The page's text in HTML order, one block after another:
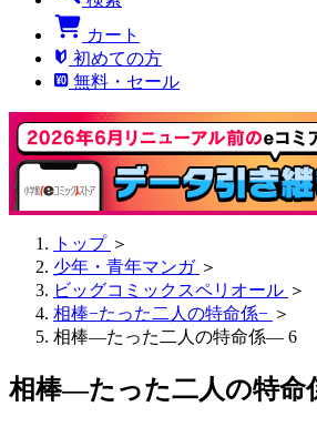
カート
初めての方
無料・セール
トップ ＞
少年・青年マンガ ＞
ビッグコミックスペリオール ＞
相棒−たった二人の特命係− ＞
相棒―たった二人の特命係― 6
相棒―たった二人の特